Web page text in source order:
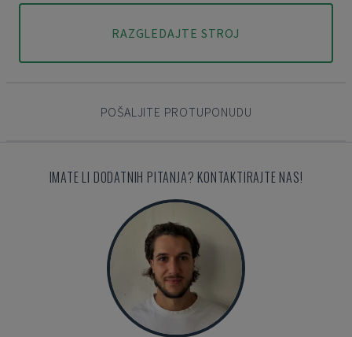
RAZGLEDAJTE STROJ
POŠALJITE PROTUPONUDU
IMATE LI DODATNIH PITANJA? KONTAKTIRAJTE NAS!